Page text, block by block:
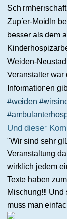
Zupfer-Moidln
besser als dem
Weiden-
Veranstalter
Informationen
#weiden
Und dieser
"Wir sind sehr
Veranstaltung
wirklich jedem
Texte haben
Mischung!!!
muss man